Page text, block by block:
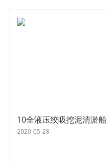
10全液压绞吸挖泥清淤船
2020-05-28